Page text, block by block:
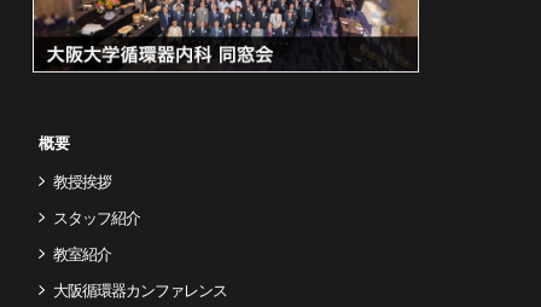
概要
教授挨拶
スタッフ紹介
教室紹介
大阪循環器カンファレンス